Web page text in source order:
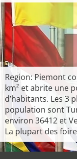
Region: Piemont
km² et abrite une
d’habitants. Les 3
population sont
environ 36412 et
La plupart des